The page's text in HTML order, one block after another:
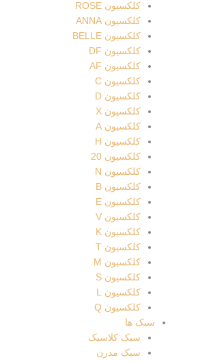
کلکسیون ROSE
کلکسیون ANNA
کلکسیون BELLE
کلکسیون DF
کلکسیون AF
کلکسیون C
کلکسیون D
کلکسیون X
کلکسیون A
کلکسیون H
کلکسیون 20
کلکسیون N
کلکسیون B
کلکسیون E
کلکسیون V
کلکسیون K
کلکسیون T
کلکسیون M
کلکسیون S
کلکسیون L
کلکسیون Q
سبک ها
سبک کلاسیک
سبک مدرن